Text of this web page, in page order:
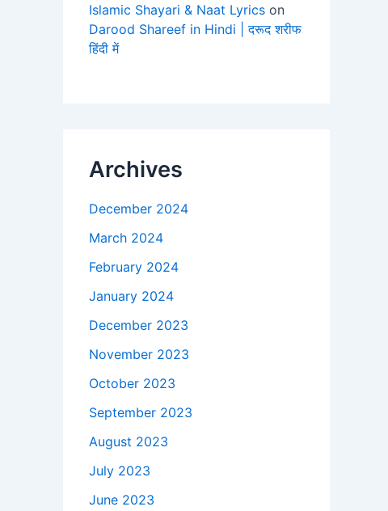
Islamic Shayari & Naat Lyrics on
Darood Shareef in Hindi | दरूद शरीफ
हिंदी में
Archives
December 2024
March 2024
February 2024
January 2024
December 2023
November 2023
October 2023
September 2023
August 2023
July 2023
June 2023